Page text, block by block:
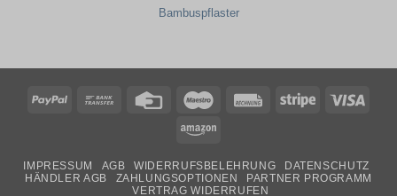
Bambuspflaster
PayPal
Bank
Credit
Maestro RechungStripe
Amazon
IMPRESSUM AGB WIDERRUFSBELEHRUNG
DATENSCHUTZ
HÄNDLER AGB
ZAHLUNGSOPTIONEN
PARTNER PROGRAMM
VERTRAG WIDERRUFEN